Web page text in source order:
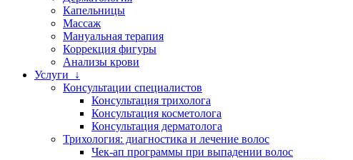
Капельницы
Массаж
Мануальная терапия
Коррекция фигуры
Анализы крови
Услуги ↓
Консультации специалистов
Консультация трихолога
Консультация косметолога
Консультация дерматолога
Трихология: диагностика и лечение волос
Чек-ап программы при выпадении волос